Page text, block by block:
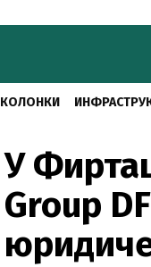
КОЛОНКИ
У
Group